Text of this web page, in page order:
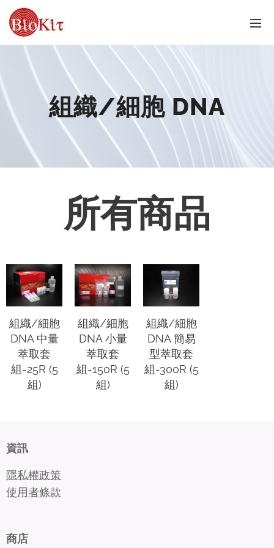
組織/細胞 DNA
所有商品
組織/細胞
DNA 中量
萃取套
組-25R (5
組)
組織/細胞
DNA 小量
萃取套
組-150R (5
組)
組織/細胞
DNA 簡易
型萃取套
組-300R (5
組)
資訊
隱私權政策
使用者條款
商店